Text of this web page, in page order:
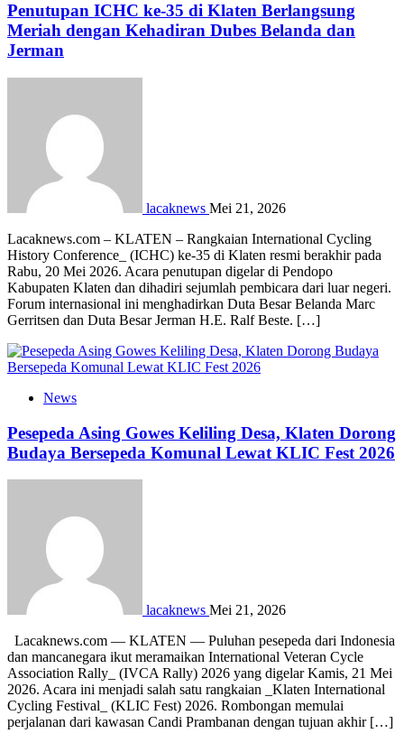
Penutupan ICHC ke-35 di Klaten Berlangsung
Meriah dengan Kehadiran Dubes Belanda dan
Jerman
lacaknews Mei 21, 2026
Lacaknews.com – KLATEN – Rangkaian International Cycling
History Conference_ (ICHC) ke-35 di Klaten resmi berakhir pada
Rabu, 20 Mei 2026. Acara penutupan digelar di Pendopo
Kabupaten Klaten dan dihadiri sejumlah pembicara dari luar negeri.
Forum internasional ini menghadirkan Duta Besar Belanda Marc
Gerritsen dan Duta Besar Jerman H.E. Ralf Beste. […]
News
Pesepeda Asing Gowes Keliling Desa, Klaten Dorong
Budaya Bersepeda Komunal Lewat KLIC Fest 2026
lacaknews Mei 21, 2026
Lacaknews.com — KLATEN — Puluhan pesepeda dari Indonesia
dan mancanegara ikut meramaikan International Veteran Cycle
Association Rally_ (IVCA Rally) 2026 yang digelar Kamis, 21 Mei
2026. Acara ini menjadi salah satu rangkaian _Klaten International
Cycling Festival_ (KLIC Fest) 2026. Rombongan memulai
perjalanan dari kawasan Candi Prambanan dengan tujuan akhir […]